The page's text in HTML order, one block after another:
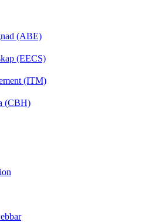
(ABE)
(EECS)
(ITM)
(CBH)